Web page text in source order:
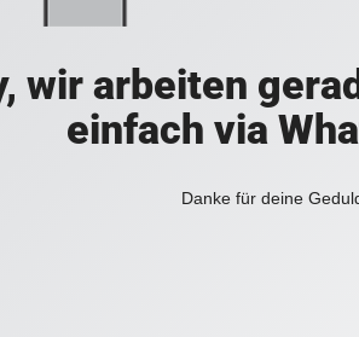
wir arbeiten
einfach via
Danke für deine